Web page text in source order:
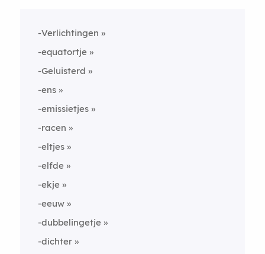
-Verlichtingen
-equatortje
-Geluisterd
-ens
-emissietjes
-racen
-eltjes
-elfde
-ekje
-eeuw
-dubbelingetje
-dichter